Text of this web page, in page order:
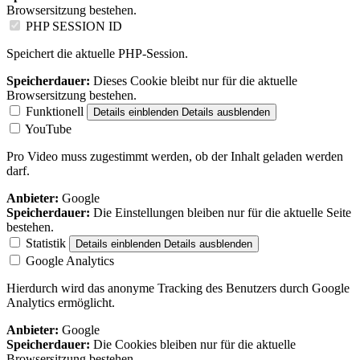
Browsersitzung bestehen.
PHP SESSION ID
Speichert die aktuelle PHP-Session.
Speicherdauer: Dieses Cookie bleibt nur für die aktuelle
Browsersitzung bestehen.
Funktionell
Details einblenden Details ausblenden
YouTube
Pro Video muss zugestimmt werden, ob der Inhalt geladen werden
darf.
Anbieter: Google
Speicherdauer: Die Einstellungen bleiben nur für die aktuelle Seite
bestehen.
Statistik
Details einblenden Details ausblenden
Google Analytics
Hierdurch wird das anonyme Tracking des Benutzers durch Google
Analytics ermöglicht.
Anbieter: Google
Speicherdauer: Die Cookies bleiben nur für die aktuelle